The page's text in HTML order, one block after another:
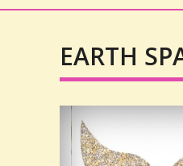
EARTH